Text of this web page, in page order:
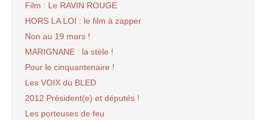
Film : Le RAVIN ROUGE
HORS LA LOI : le film à zapper
Non au 19 mars !
MARIGNANE : la stèle !
Pour le cinquantenaire !
Les VOIX du BLED
2012 Président(e) et députés !
Les porteuses de feu